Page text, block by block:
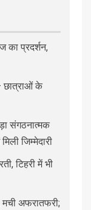
का प्रदर्शन,
छात्राओं के
संगठनात्मक
जिम्मेदारी
टिहरी में भी
मची अफरातफरी;